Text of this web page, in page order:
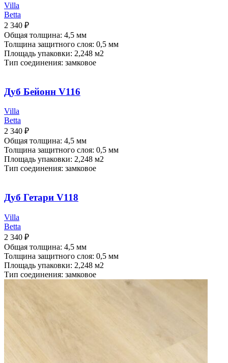
Villa
Betta
2 340 ₽
Общая толщина: 4,5 мм
Толщина защитного слоя: 0,5 мм
Площадь упаковки: 2,248 м2
Тип соединения: замковое
Дуб Бейонн V116
Villa
Betta
2 340 ₽
Общая толщина: 4,5 мм
Толщина защитного слоя: 0,5 мм
Площадь упаковки: 2,248 м2
Тип соединения: замковое
Дуб Гетари V118
Villa
Betta
2 340 ₽
Общая толщина: 4,5 мм
Толщина защитного слоя: 0,5 мм
Площадь упаковки: 2,248 м2
Тип соединения: замковое